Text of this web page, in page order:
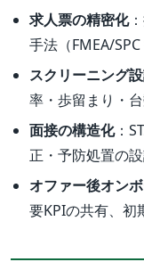
求人票の精密化
手法（FMEA/SPC
スクリーニング
率・歩留まり・
面接の構造化：
正・予防処置の
オファー後オン
要KPIの共有、初